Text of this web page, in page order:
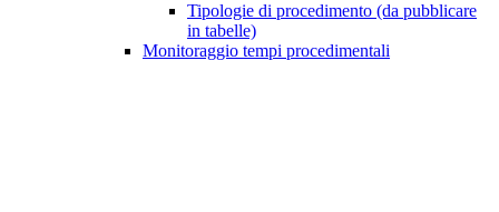
Tipologie di procedimento (da pubblicare
in tabelle)
Monitoraggio tempi procedimentali